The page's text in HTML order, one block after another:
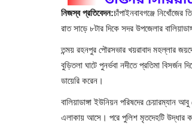
নিজস্ব প্রতিবেদন:চাঁপাইনবাবগঞ্জে
রাত সাড়ে ৮টার দিকে সদর উপজেলার
তন্ময় রহনপুর পৌরসভার খয়রাবাদ মহল্লার
বুড়িতলা ঘাটে পুনর্ভবা নদীতে প্রতিমা
ডায়েরি করেন।
বালিয়াডাঙ্গা ইউনিয়ন পরিষদের
এলাকায় আসে। পরে পুলিশ মৃতদেহটি উদ্ধার